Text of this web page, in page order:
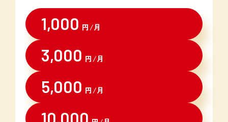
1,000 円/月
3,000 円/月
5,000 円/月
10,000